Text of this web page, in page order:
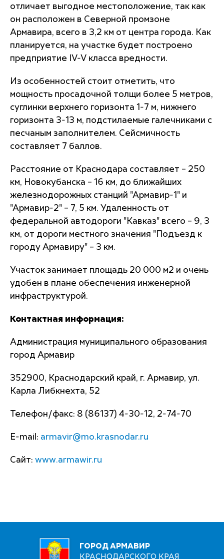
отличает выгодное местоположение, так как
он расположен в Северной промзоне
Армавира, всего в 3,2 км от центра города. Как
планируется, на участке будет построено
предприятие IV-V класса вредности.
Из особенностей стоит отметить, что
мощность просадочной толщи более 5 метров,
суглинки верхнего горизонта 1-7 м, нижнего
горизонта 3-13 м, подстилаемые галечниками с
песчаным заполнителем. Сейсмичность
составляет 7 баллов.
Расстояние от Краснодара составляет – 250
км, Новокубанска – 16 км, до ближайших
железнодорожных станций "Армавир-1" и
"Армавир-2" – 7, 5 км. Удаленность от
федеральной автодороги "Кавказ" всего – 9, 3
км, от дороги местного значения "Подъезд к
городу Армавиру" – 3 км.
Участок занимает площадь 20 000 м2 и очень
удобен в плане обеспечения инженерной
инфраструктурой.
Контактная информация:
Администрация муниципального образования
город Армавир
352900, Краснодарский край, г. Армавир, ул.
Карла Либкнехта, 52
Телефон/факс: 8 (86137) 4-30-12, 2-74-70
E-mail: armavir@mo.krasnodar.ru
Сайт: www.armawir.ru
ГОРОД АРМАВИР
КРАСНОДАРСКОГО КРАЯ